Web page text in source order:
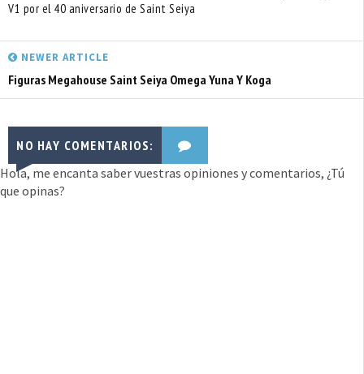
V1 por el 40 aniversario de Saint Seiya
NEWER ARTICLE
Figuras Megahouse Saint Seiya Omega Yuna Y Koga
NO HAY COMENTARIOS:
Hola, me encanta saber vuestras opiniones y comentarios, ¿Tú
que opinas?